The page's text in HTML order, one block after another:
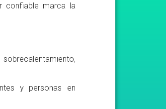
confiable marca la
y personas en